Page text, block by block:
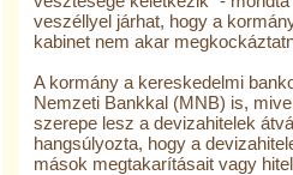
veszéllyel járhat, hogy a
kabinet nem akar
A kormány a kereskedelmi
Nemzeti Bankkal (MNB) is,
szerepe lesz a devizahitelek
hangsúlyozta, hogy a
mások megtakarításait vagy